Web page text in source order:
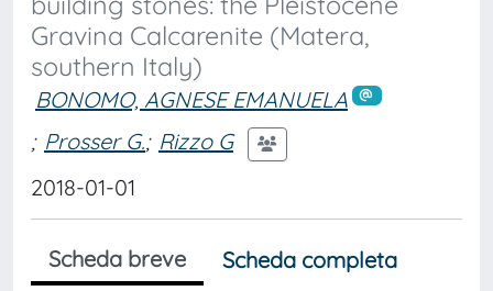
Gravina Calcarenite (Matera,
southern Italy)
BONOMO, AGNESE EMANUELA
; Prosser G.; Rizzo G
2018-01-01
Scheda breve
Scheda completa